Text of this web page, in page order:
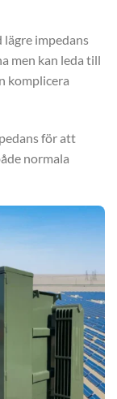
impedans
men kan leda till
komplicera
för att
normala